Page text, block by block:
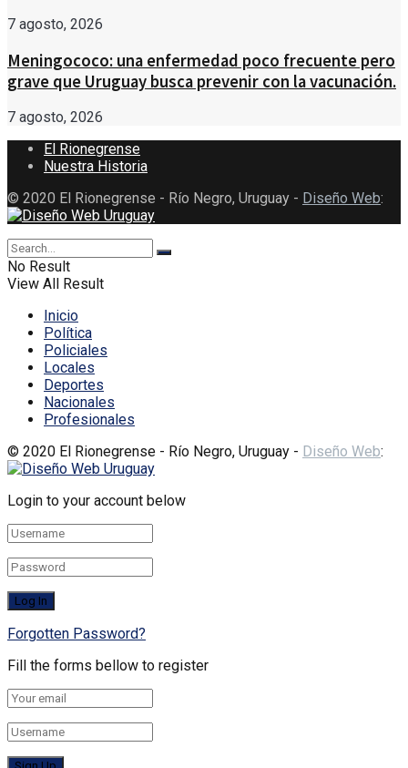
7 agosto, 2026
Meningococo: una enfermedad poco frecuente pero
grave que Uruguay busca prevenir con la vacunación.
7 agosto, 2026
El Rionegrense
Nuestra Historia
© 2020 El Rionegrense - Río Negro, Uruguay - Diseño Web:
No Result
View All Result
Inicio
Política
Policiales
Locales
Deportes
Nacionales
Profesionales
© 2020 El Rionegrense - Río Negro, Uruguay - Diseño Web:
Login to your account below
Forgotten Password?
Fill the forms bellow to register